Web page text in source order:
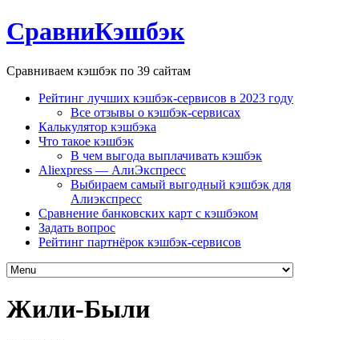
СравниКэшбэк
Сравниваем кэшбэк по 39 сайтам
Рейтинг лучших кэшбэк-сервисов в 2023 году
Все отзывы о кэшбэк-сервисах
Калькулятор кэшбэка
Что такое кэшбэк
В чем выгода выплачивать кэшбэк
Aliexpress — АлиЭкспресс
Выбираем самый выгодный кэшбэк для
Алиэкспресс
Сравнение банковских карт с кэшбэком
Задать вопрос
Рейтинг партнёрок кэшбэк-сервисов
Жили-Были